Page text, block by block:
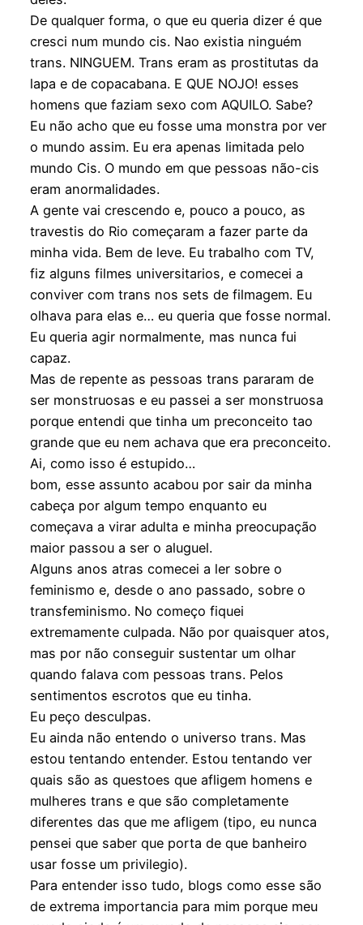
De qualquer forma, o que eu queria dizer é que
cresci num mundo cis. Nao existia ninguém
trans. NINGUEM. Trans eram as prostitutas da
lapa e de copacabana. E QUE NOJO! esses
homens que faziam sexo com AQUILO. Sabe?
Eu não acho que eu fosse uma monstra por ver
o mundo assim. Eu era apenas limitada pelo
mundo Cis. O mundo em que pessoas não-cis
eram anormalidades.
A gente vai crescendo e, pouco a pouco, as
travestis do Rio começaram a fazer parte da
minha vida. Bem de leve. Eu trabalho com TV,
fiz alguns filmes universitarios, e comecei a
conviver com trans nos sets de filmagem. Eu
olhava para elas e… eu queria que fosse normal.
Eu queria agir normalmente, mas nunca fui
capaz.
Mas de repente as pessoas trans pararam de
ser monstruosas e eu passei a ser monstruosa
porque entendi que tinha um preconceito tao
grande que eu nem achava que era preconceito.
Ai, como isso é estupido…
bom, esse assunto acabou por sair da minha
cabeça por algum tempo enquanto eu
começava a virar adulta e minha preocupação
maior passou a ser o aluguel.
Alguns anos atras comecei a ler sobre o
feminismo e, desde o ano passado, sobre o
transfeminismo. No começo fiquei
extremamente culpada. Não por quaisquer atos,
mas por não conseguir sustentar um olhar
quando falava com pessoas trans. Pelos
sentimentos escrotos que eu tinha.
Eu peço desculpas.
Eu ainda não entendo o universo trans. Mas
estou tentando entender. Estou tentando ver
quais são as questoes que afligem homens e
mulheres trans e que são completamente
diferentes das que me afligem (tipo, eu nunca
pensei que saber que porta de que banheiro
usar fosse um privilegio).
Para entender isso tudo, blogs como esse são
de extrema importancia para mim porque meu